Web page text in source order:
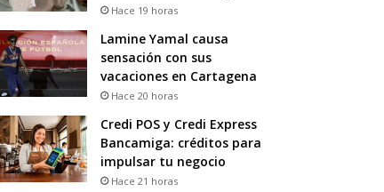
Hace 19 horas
Lamine Yamal causa
sensación con sus
vacaciones en Cartagena
Hace 20 horas
Credi POS y Credi Express
Bancamiga: créditos para
impulsar tu negocio
Hace 21 horas